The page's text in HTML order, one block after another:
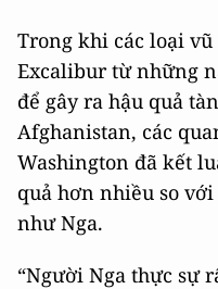
Trong khi các loại
Excalibur từ những
để gây ra hậu quả
Afghanistan, các
Washington đã kết
quả hơn nhiều so
như Nga.
“Người Nga thực sự